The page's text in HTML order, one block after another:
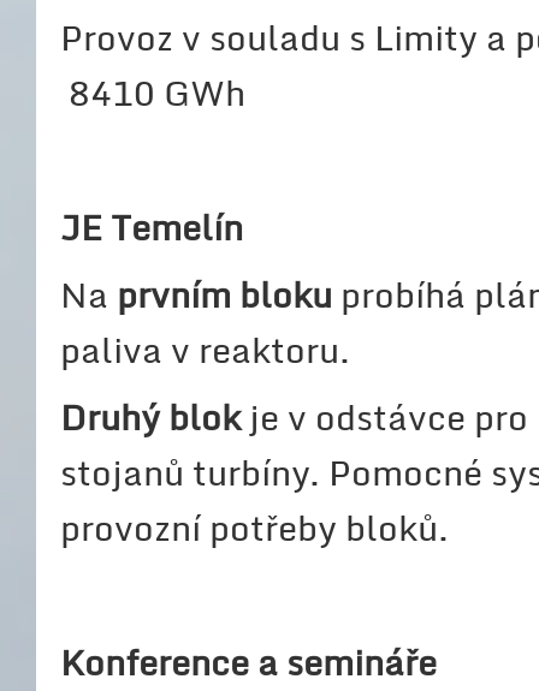
Provoz v souladu s Limity a
8410 GWh
JE Temelín
Na prvním bloku probíhá
paliva v reaktoru.
Druhý blokje v odstávce
stojanů turbíny. Pomocné
provozní potřeby bloků.
Konference a semináře